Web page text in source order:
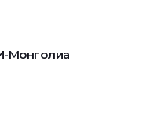
Монголиа